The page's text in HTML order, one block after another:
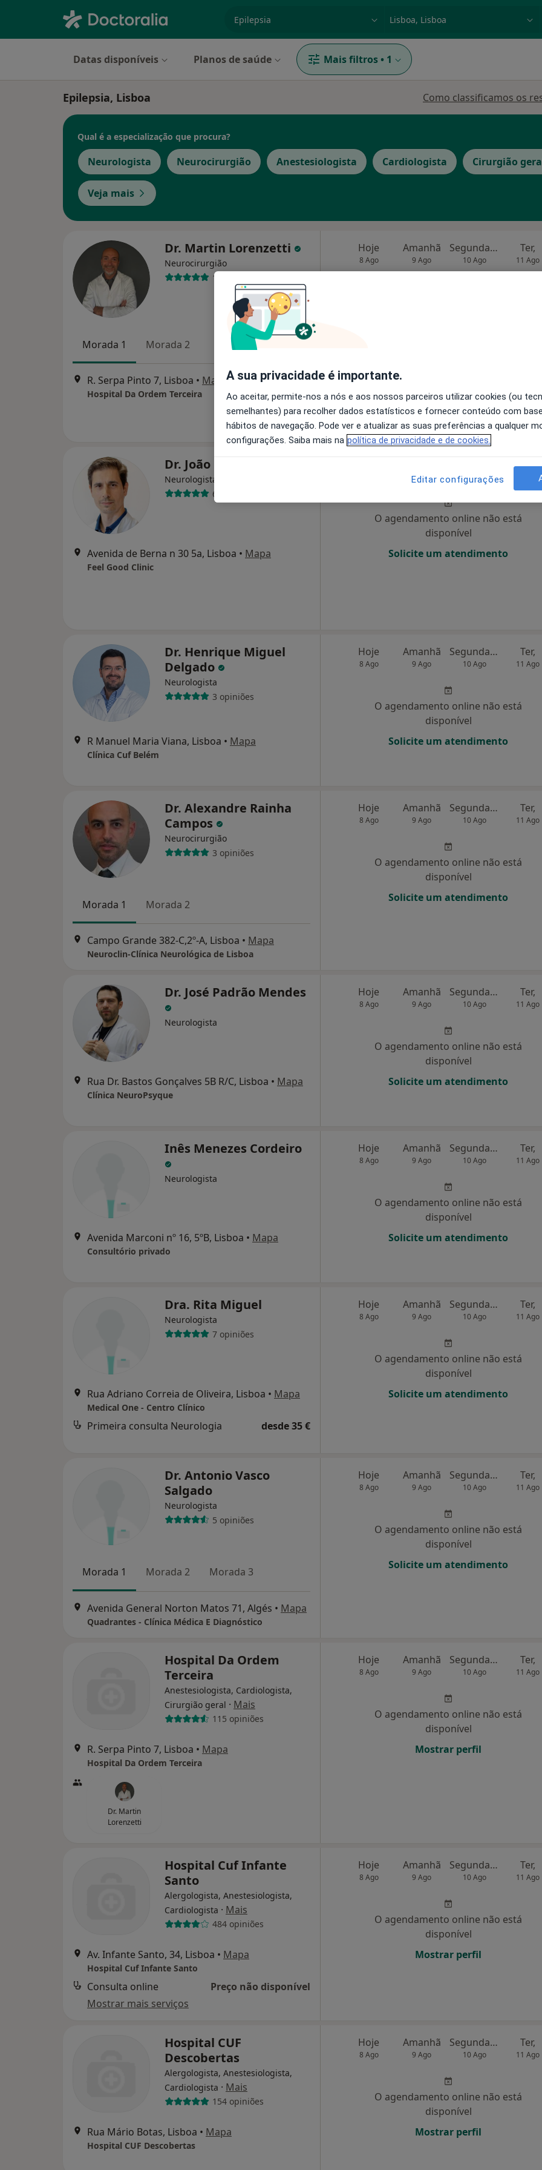
Datas disponíveis Planos de saúde Mais filtros • 1
Epilepsia, Lisboa Como classificamos os
Qual é a especialização que procura?
Neurologista Neurocirurgião Anestesiologista Cardiologista Cirurgião
Veja mais
Dr. Martin Lorenzetti
Neurocirurgião
126 opiniões
Morada 1 Morada 2
R. Serpa Pinto 7, Lisboa • Mapa
Hospital Da Ordem Terceira
Hoje
8 Ago
Amanhã
9 Ago
Segunda-feira
10 Ago
Ter,
11 Ago
Dr. João Pedro Peres
Neurologista
6 opiniões
Avenida de Berna n 30 5a, Lisboa • Mapa
Feel Good Clinic
9 Ago 10 Ago
Ter,
O agendamento online não está
disponível
Solicite um atendimento
Dr. Henrique Miguel
Delgado
Neurologista
3 opiniões
R Manuel Maria Viana, Lisboa • Mapa
Clínica Cuf Belém
Hoje
8 Ago
Amanhã
9 Ago
Segunda-feira
10 Ago
Ter,
11 Ago
O agendamento online não está
disponível
Solicite um atendimento
Dr. Alexandre Rainha
Campos
Neurocirurgião
3 opiniões
Morada 1 Morada 2
Campo Grande 382-C,2º-A, Lisboa • Mapa
Neuroclin-Clínica Neurológica de Lisboa
Hoje
8 Ago
Amanhã
9 Ago
Segunda-feira
10 Ago
Ter,
11 Ago
O agendamento online não está
disponível
Solicite um atendimento
Dr. José Padrão Mendes
Neurologista
Rua Dr. Bastos Gonçalves 5B R/C, Lisboa • Mapa
Clínica NeuroPsyque
Hoje
8 Ago
Amanhã
9 Ago
Segunda-feira
10 Ago
Ter,
11 Ago
O agendamento online não está
disponível
Solicite um atendimento
Inês Menezes Cordeiro
Neurologista
Avenida Marconi nº 16, 5ºB, Lisboa • Mapa
Consultório privado
Hoje
8 Ago
Amanhã
9 Ago
Segunda-feira
10 Ago
Ter,
11 Ago
O agendamento online não está
disponível
Solicite um atendimento
Dra. Rita Miguel
Neurologista
7 opiniões
Rua Adriano Correia de Oliveira, Lisboa • Mapa
Medical One - Centro Clínico
Primeira consulta Neurologia desde 35 €
Hoje
8 Ago
Amanhã
9 Ago
Segunda-feira
10 Ago
Ter,
11 Ago
O agendamento online não está
disponível
Solicite um atendimento
Dr. Antonio Vasco
Salgado
Neurologista
5 opiniões
Morada 1 Morada 2 Morada 3
Avenida General Norton Matos 71, Algés • Mapa
Quadrantes - Clínica Médica E Diagnóstico
Hoje
8 Ago
Amanhã
9 Ago
Segunda-feira
10 Ago
Ter,
11 Ago
O agendamento online não está
disponível
Solicite um atendimento
Hospital Da Ordem
Terceira
Anestesiologista, Cardiologista,
Cirurgião geral · Mais
115 opiniões
R. Serpa Pinto 7, Lisboa • Mapa
Hospital Da Ordem Terceira
Dr. Martin
Lorenzetti
Hoje
8 Ago
Amanhã
9 Ago
Segunda-feira
10 Ago
Ter,
11 Ago
O agendamento online não está
disponível
Mostrar perfil
Hospital Cuf Infante
Santo
Alergologista, Anestesiologista,
Cardiologista · Mais
484 opiniões
Av. Infante Santo, 34, Lisboa • Mapa
Hospital Cuf Infante Santo
Consulta online
Preço não disponível
Mostrar mais serviços
Hoje
8 Ago
Amanhã
9 Ago
Segunda-feira
10 Ago
Ter,
11 Ago
O agendamento online não está
disponível
Mostrar perfil
Hospital CUF
Descobertas
Alergologista, Anestesiologista,
Cardiologista · Mais
154 opiniões
Rua Mário Botas, Lisboa • Mapa
Hospital CUF Descobertas
Hoje
8 Ago
Amanhã
9 Ago
Segunda-feira
10 Ago
Ter,
11 Ago
O agendamento online não está
disponível
Mostrar perfil
A sua privacidade é importante.
Ao aceitar, permite-nos a nós e aos nossos parceiros utilizar cookies (ou
semelhantes) para recolher dados estatísticos e fornecer conteúdo com
hábitos de navegação. Pode ver e atualizar as suas preferências a qualquer
configurações. Saiba mais na política de privacidade e de cookies.
Editar configurações